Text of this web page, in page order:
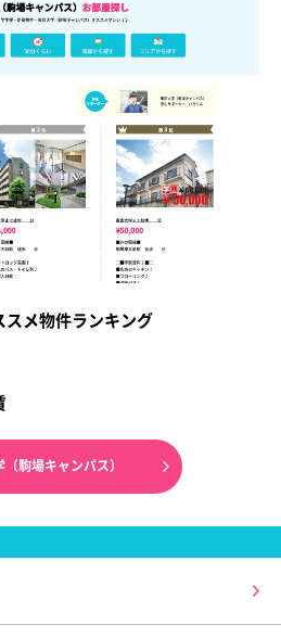
スメ物件ランキング
駒場キャンパス）